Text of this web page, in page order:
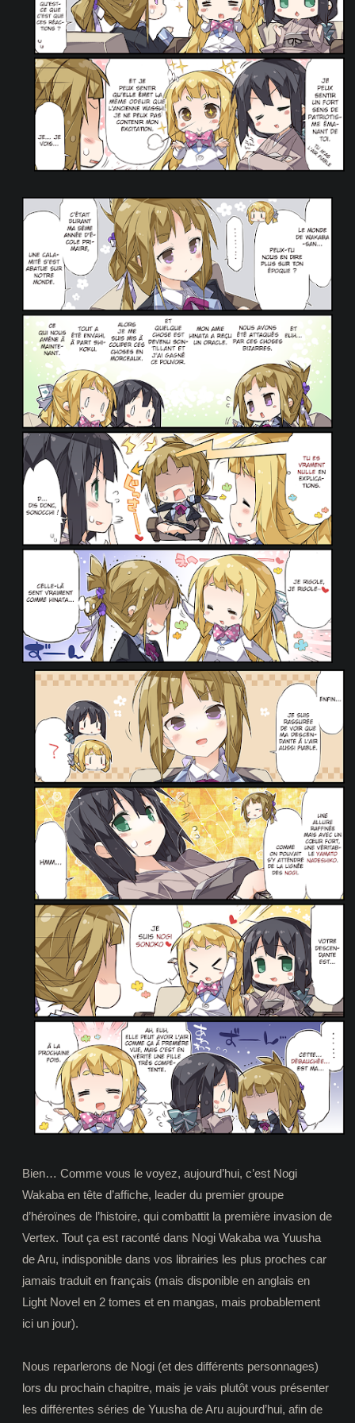
Bien… Comme vous le voyez, aujourd’hui, c’est Nogi
Wakaba en tête d’affiche, leader du premier groupe
d’héroïnes de l’histoire, qui combattit la première invasion de
Vertex. Tout ça est raconté dans Nogi Wakaba wa Yuusha
de Aru, indisponible dans vos librairies les plus proches car
jamais traduit en français (mais disponible en anglais en
Light Novel en 2 tomes et en mangas, mais probablement
ici un jour).
Nous reparlerons de Nogi (et des différents personnages)
lors du prochain chapitre, mais je vais plutôt vous présenter
les différentes séries de Yuusha de Aru aujourd’hui, afin de